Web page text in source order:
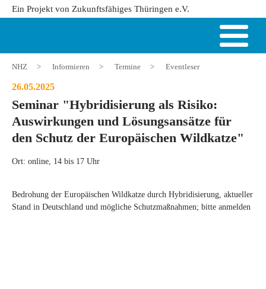
Ein Projekt von Zukunftsfähiges Thüringen e.V.
NHZ > Informieren > Termine > Eventleser
26.05.2025
Seminar "Hybridisierung als Risiko:
Auswirkungen und Lösungsansätze für
den Schutz der Europäischen Wildkatze"
Ort: online, 14 bis 17 Uhr
Bedrohung der Europäischen Wildkatze durch Hybridisierung, aktueller
Stand in Deutschland und mögliche Schutzmaßnahmen; bitte anmelden